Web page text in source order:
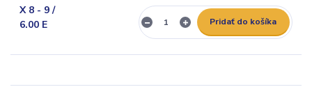
Pridať do košíka